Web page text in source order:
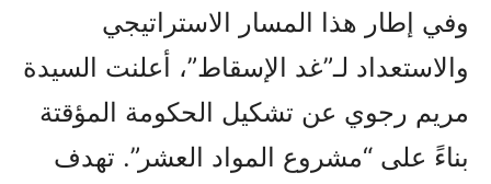
وفي إطار هذا المسار الاستراتيجي
والاستعداد لـ”غد الإسقاط”، أعلنت السيدة
مريم رجوي عن تشكيل الحكومة المؤقتة
بناءً على “مشروع المواد العشر”. تهدف